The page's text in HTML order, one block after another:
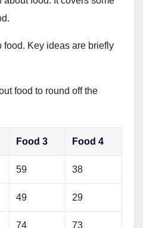
food. Key ideas are briefly
food to round off the
Food 3 Food 4
59 38
49 29
74 73